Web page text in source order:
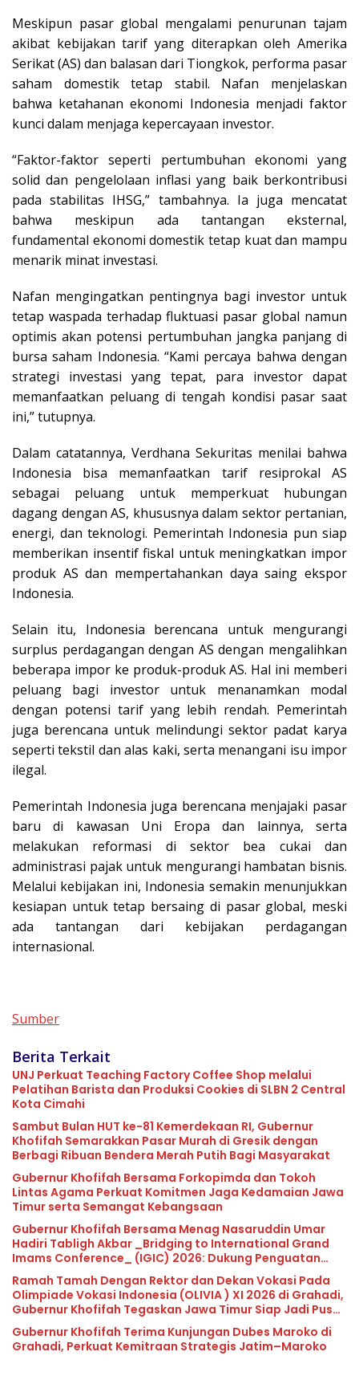
Meskipun pasar global mengalami penurunan tajam
akibat kebijakan tarif yang diterapkan oleh Amerika
Serikat (AS) dan balasan dari Tiongkok, performa pasar
saham domestik tetap stabil. Nafan menjelaskan
bahwa ketahanan ekonomi Indonesia menjadi faktor
kunci dalam menjaga kepercayaan investor.
“Faktor-faktor seperti pertumbuhan ekonomi yang
solid dan pengelolaan inflasi yang baik berkontribusi
pada stabilitas IHSG,” tambahnya. Ia juga mencatat
bahwa meskipun ada tantangan eksternal,
fundamental ekonomi domestik tetap kuat dan mampu
menarik minat investasi.
Nafan mengingatkan pentingnya bagi investor untuk
tetap waspada terhadap fluktuasi pasar global namun
optimis akan potensi pertumbuhan jangka panjang di
bursa saham Indonesia. “Kami percaya bahwa dengan
strategi investasi yang tepat, para investor dapat
memanfaatkan peluang di tengah kondisi pasar saat
ini,” tutupnya.
Dalam catatannya, Verdhana Sekuritas menilai bahwa
Indonesia bisa memanfaatkan tarif resiprokal AS
sebagai peluang untuk memperkuat hubungan
dagang dengan AS, khususnya dalam sektor pertanian,
energi, dan teknologi. Pemerintah Indonesia pun siap
memberikan insentif fiskal untuk meningkatkan impor
produk AS dan mempertahankan daya saing ekspor
Indonesia.
Selain itu, Indonesia berencana untuk mengurangi
surplus perdagangan dengan AS dengan mengalihkan
beberapa impor ke produk-produk AS. Hal ini memberi
peluang bagi investor untuk menanamkan modal
dengan potensi tarif yang lebih rendah. Pemerintah
juga berencana untuk melindungi sektor padat karya
seperti tekstil dan alas kaki, serta menangani isu impor
ilegal.
Pemerintah Indonesia juga berencana menjajaki pasar
baru di kawasan Uni Eropa dan lainnya, serta
melakukan reformasi di sektor bea cukai dan
administrasi pajak untuk mengurangi hambatan bisnis.
Melalui kebijakan ini, Indonesia semakin menunjukkan
kesiapan untuk tetap bersaing di pasar global, meski
ada tantangan dari kebijakan perdagangan
internasional.
Sumber
Berita Terkait
UNJ Perkuat Teaching Factory Coffee Shop melalui
Pelatihan Barista dan Produksi Cookies di SLBN 2 Central
Kota Cimahi
Sambut Bulan HUT ke-81 Kemerdekaan RI, Gubernur
Khofifah Semarakkan Pasar Murah di Gresik dengan
Berbagi Ribuan Bendera Merah Putih Bagi Masyarakat
Gubernur Khofifah Bersama Forkopimda dan Tokoh
Lintas Agama Perkuat Komitmen Jaga Kedamaian Jawa
Timur serta Semangat Kebangsaan
Gubernur Khofifah Bersama Menag Nasaruddin Umar
Hadiri Tabligh Akbar _Bridging to International Grand
Imams Conference_ (IGIC) 2026: Dukung Penguatan
Peran Masjid sebagai Pusat Peradaban, Diplomasi
Keagamaan dan Perdamaian Global
Ramah Tamah Dengan Rektor dan Dekan Vokasi Pada
Olimpiade Vokasi Indonesia (OLIVIA ) XI 2026 di Grahadi,
Gubernur Khofifah Tegaskan Jawa Timur Siap Jadi Pusat
Pengembangan Vokasi Nasional
Gubernur Khofifah Terima Kunjungan Dubes Maroko di
Grahadi, Perkuat Kemitraan Strategis Jatim–Maroko